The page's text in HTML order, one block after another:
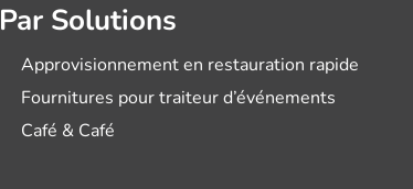
Par Solutions
Approvisionnement en restauration rapide
Fournitures pour traiteur d’événements
Café & Café